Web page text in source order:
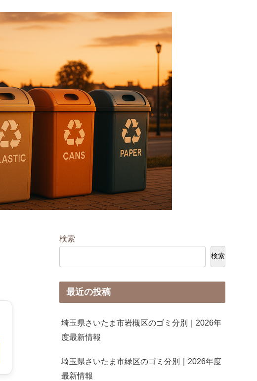
検索
検索
最近の投稿
埼玉県さいたま市岩槻区のゴミ分別｜2026年
度最新情報
埼玉県さいたま市緑区のゴミ分別｜2026年度
最新情報